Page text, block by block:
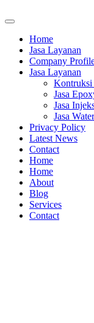
Home
Jasa Layanan
Company
Jasa Layanan
Jasa
Jasa
Jasa
Privacy Policy
Latest News
Contact
Home
Home
About
Blog
Services
Contact